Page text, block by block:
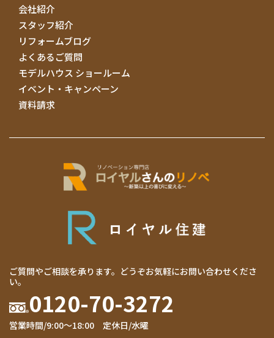
会社紹介
スタッフ紹介
リフォームブログ
よくあるご質問
モデルハウス ショールーム
イベント・キャンペーン
資料請求
ご質問やご相談を承ります。どうぞお気軽にお問い合わせくださ
い。
0120-70-3272
営業時間/9:00～18:00 定休日/水曜